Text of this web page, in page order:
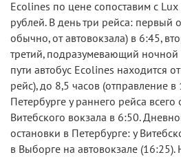
Ecolines по цене сопоставим с
рублей. В день три рейса: первый
обычно, от автовокзала) в 6:45,
третий, подразумевающий ночной
пути автобус Ecolines находится
рейс), до 8,5 часов (отправление
Петербурге у раннего рейса
Витебского вокзала в 6:50.
остановки в Петербурге: у
в Выборге на автовокзале (16:25).